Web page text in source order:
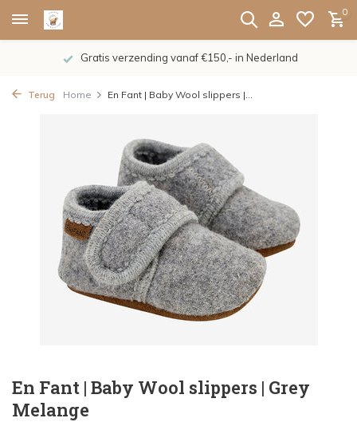
0
Gratis verzending vanaf €150,- in Nederland
Terug Home En Fant | Baby Wool slippers |...
En Fant | Baby Wool slippers | Grey
Melange